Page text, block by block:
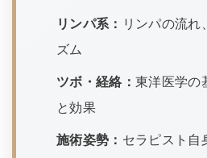
リンパ系： リンパの流れ
ズム
ツボ・経絡： 東洋医学の
と効果
施術姿勢： セラピスト自